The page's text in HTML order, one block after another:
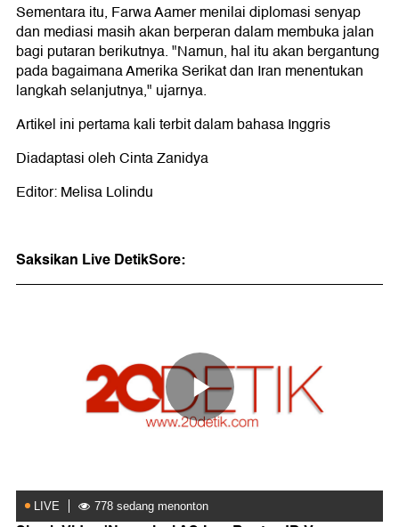
Sementara itu, Farwa Aamer menilai diplomasi senyap
dan mediasi masih akan berperan dalam membuka jalan
bagi putaran berikutnya. "Namun, hal itu akan bergantung
pada bagaimana Amerika Serikat dan Iran menentukan
langkah selanjutnya," ujarnya.
Artikel ini pertama kali terbit dalam bahasa Inggris
Diadaptasi oleh Cinta Zanidya
Editor: Melisa Lolindu
Saksikan Live DetikSore: